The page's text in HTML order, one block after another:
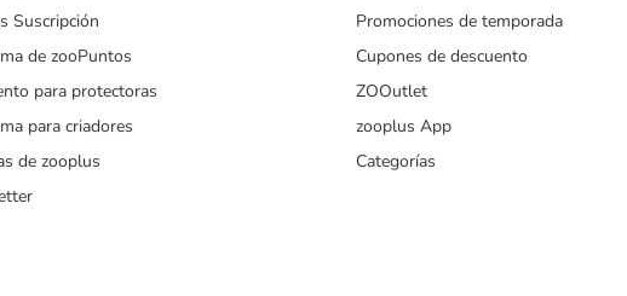
Suscripción
de zooPuntos
para protectoras
para criadores
de zooplus
Promociones de temporada
Cupones de descuento
ZOOutlet
zooplus App
Categorías